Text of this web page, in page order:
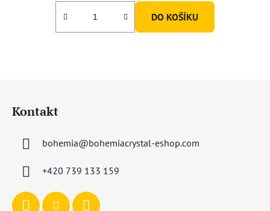
DO KOŠÍKU
Kontakt
bohemia@bohemiacrystal-eshop.com
+420 739 133 159